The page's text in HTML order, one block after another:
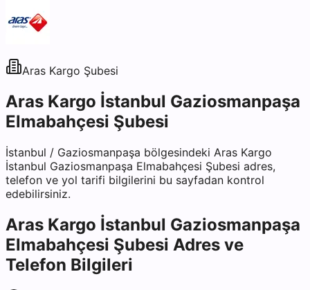
Aras Kargo Şubesi
Aras Kargo İstanbul Gaziosmanpaşa
Elmabahçesi Şubesi
İstanbul / Gaziosmanpaşa bölgesindeki Aras Kargo
İstanbul Gaziosmanpaşa Elmabahçesi Şubesi adres,
telefon ve yol tarifi bilgilerini bu sayfadan kontrol
edebilirsiniz.
Aras Kargo İstanbul Gaziosmanpaşa
Elmabahçesi Şubesi Adres ve
Telefon Bilgileri